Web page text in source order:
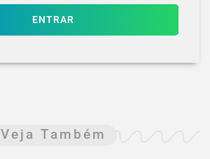
ENTRAR
Veja Também